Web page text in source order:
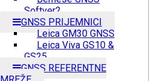
Softver2
GNSS PRIJEMNICI
Leica GM30 GNSS
Leica Viva GS10 &
GS25
GNSS REFERENTNE